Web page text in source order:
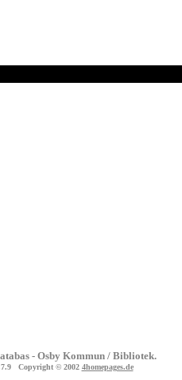
- Osby Kommun / Bibliotek.
Copyright © 2002 4homepages.de